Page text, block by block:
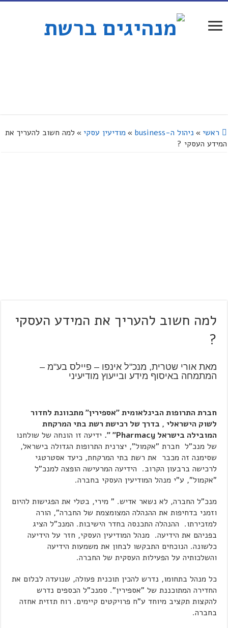
ראשי » ניהול ה-business » מודיעין עסקי » למה חשוב להעריך את
המידע העסקי ?
למה חשוב להעריך את המידע העסקי
?
מאת אורי שטרית, מנכ"ל אינפו – פיילס בע"מ –
המתמחה באיסוף מידע ובייעוץ מודיעיני
חברת התרופות הבינלאומית "אספירין" מתכוונת לחדור
לשוק הישראלי , בדרך של רכישת רשת בתי המרקחת
המובילה בישראלPharmacy" ".
ידיעה זו הונחה של שולחנו
של מנכ"ל חברת "אקמול", יצרנית התרופות הגדולה בישראל,
שסימנה זה מכבר את רשת בתי המרקחת, כיעד אסטרטגי
לרכישה ברבעון הקרוב. הידיעה המרעישה הופצה למנכ"ל
"אקמול", ע"י מנהל המודיעין העסקי בחברה.
מנכ"ל החברה, לא נשאר אדיש. " מירי, בטלי את הפגישות להיום
וזמני בדחיפות את ההנהלה המצומצמת של החברה", הורה
למזכירתו. ההנהלה התכנסה בחדר הישיבות. המנכ"ל הציג
בפניהם את הידיעה. מנהל המודיעין העסקי, חזר על הידיעה
כלשונה. הנוכחים התבקשו לבחון את משמעות הידיעה
והשלכותיה על הפעילות העסקית של החברה.
כל מנהל בתחומו, נדרש להכין תוכנית פעולה, שנועדה לבלום את
החדירה המתוכננת של "אספירין". סמנכ"ל הכספים נדרש
להקצות תקציב מיוחד ע"ח פרויקטים קיימים. רוח תזזית אחזה
בחברה.